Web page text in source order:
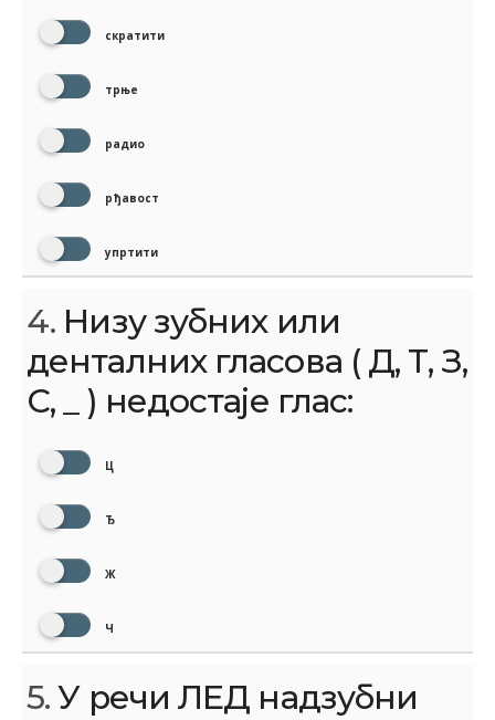
скратити
трње
радио
рђавост
упртити
4. Низу зубних или
денталних гласова ( Д, Т, З,
С, _ ) недостаје глас:
Ц
Ђ
Ж
Ч
5.У речи ЛЕД надзубни